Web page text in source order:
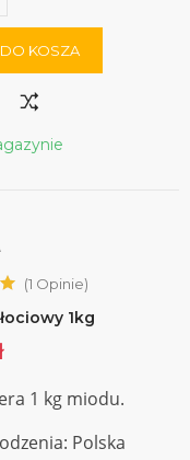
KOSZA
(1 Opinie)
1kg
1 kg miodu.
Polska